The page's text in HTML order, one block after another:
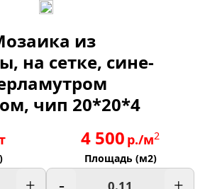
из
на сетке, сине-
чип 20*20*4
+
4 500 р./м2
Площадь (м2)
- +